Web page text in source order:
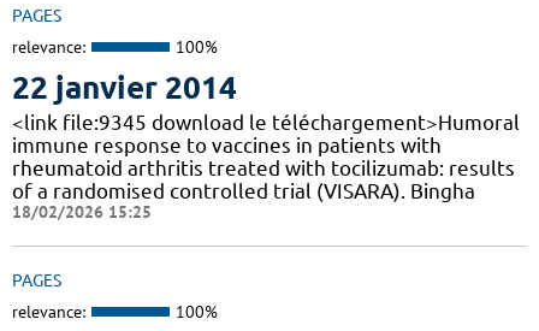
PAGES
relevance: 100%
22 janvier 2014
<link file:9345 download le téléchargement>Humoral
immune response to vaccines in patients with
rheumatoid arthritis treated with tocilizumab: results
of a randomised controlled trial (VISARA). Bingha
18/02/2026 15:25
PAGES
relevance: 100%